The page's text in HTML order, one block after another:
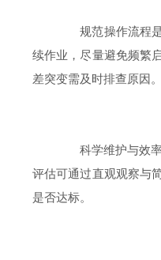
规范操作流程是
续作业，尽量避免频繁
差突变需及时排查原因
科学维护与效率
评估可通过直观观察与
是否达标。